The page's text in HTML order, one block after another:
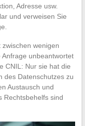
Adresse usw.
und verweisen Sie
wenigen
unbeantwortet
CNIL: Nur sie hat die
des Datenschutzes zu
Austausch und
Rechtsbehelfs sind